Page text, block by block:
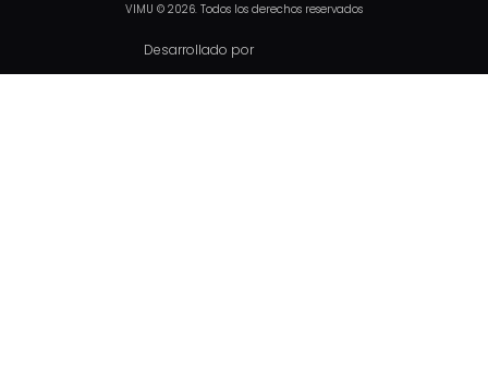
VIMU © 2026. Todos los derechos reservados
Desarrollado por